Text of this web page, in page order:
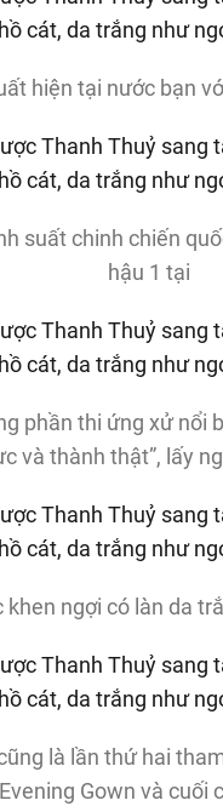
hiện tại nước bạn
suất chinh chiến
hậu 1 tại
phần thi ứng xử nổi
và thành thật”, lấy
ngợi có làn da
là lần thứ hai
Gown và